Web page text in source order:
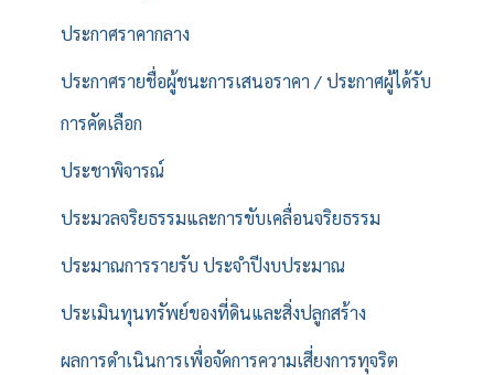
ประกาศราคากลาง
ประกาศรายชื่อผู้ชนะการเสนอราคา / ประกาศผู้ได้รับ
การคัดเลือก
ประชาพิจารณ์
ประมวลจริยธรรมและการขับเคลื่อนจริยธรรม
ประมาณการรายรับ ประจำปีงบประมาณ
ประเมินทุนทรัพย์ของที่ดินและสิ่งปลูกสร้าง
ผลการดำเนินการเพื่อจัดการความเสี่ยงการทุจริต